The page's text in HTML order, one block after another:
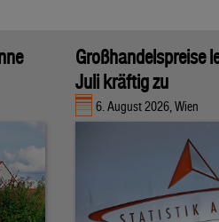
Großhandelspreise
Juli kräftig zu
6. August 2026, Wien